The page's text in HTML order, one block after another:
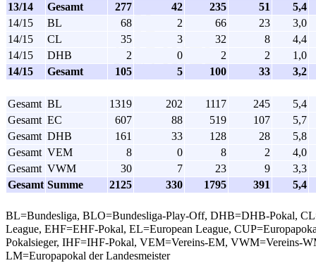
13/14
Gesamt 277 42 235 51
5,4
14/15
BL 68 2 66 23
3,0
14/15
CL 35 3 32 8
4,4
14/15
DHB 2 0 2 2
1,0
14/15
Gesamt 105 5 100 33 3,2
Gesamt BL 1319 202 1117 245
5,4
Gesamt EC 607 88 519 107
5,7
Gesamt DHB 161 33 128 28
5,8
Gesamt VEM 8 0 8 2
4,0
Gesamt VWM 30 7 23 9
3,3
Gesamt Summe 2125 330 1795 391 5,4
BL=Bundesliga, BLO=Bundesliga-Play-Off, DHB=DHB-Pokal,
League, EHF=EHF-Pokal, EL=European League,
Pokalsieger, IHF=IHF-Pokal, VEM=Vereins-EM, VWM=Vereins-
LM=Europapokal der Landesmeister